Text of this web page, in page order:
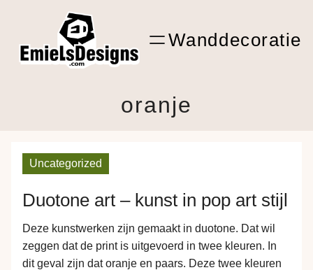
inhoud
Shop Kunst
Wanddecoratie
oranje
Uncategorized
Duotone art – kunst in pop art stijl
Deze kunstwerken zijn gemaakt in duotone. Dat wil
zeggen dat de print is uitgevoerd in twee kleuren. In
dit geval zijn dat oranje en paars. Deze twee kleuren